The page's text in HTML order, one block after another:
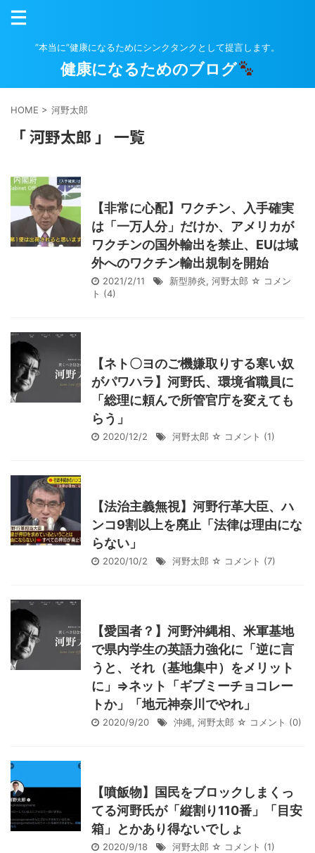
”本当に”健康になるためにシンクタンクとして提言します。
健康になるためのブログ
HOME > 河野太郎
「 河野太郎 」 一覧
【非常に心配】ワクチン、入手確実
は「一万人分」だけか、アメリカが
ワクチンの国外輸出を禁止、EUは域
外へのワクチン輸出規制を開始
2021/2/11 新型肺炎, 河野太郎 ☆ コメン
ト (4)
【ネト〇ヨのご機嫌取りする寒い奴
がパワハラ】河野氏、環境省職員に
「総理に頼んで所管官庁を変えても
らう」
2020/12/2 河野太郎 ☆ コメント (1)
【法治主義無視】河野行革大臣、ハ
ンコ9割以上を廃止「法律は理由にな
らない」
2020/10/2 河野太郎 ☆ コメント (7)
【愛国者？】河野沖縄相、米軍基地
で県内学生の英語力強化に「逆に言
うと、それ（基地集中）をメリット
に」⇒ネット「ギブミーチョコレー
トか」「地元神奈川でやれ」
2020/9/20 沖縄, 河野太郎 ☆ コメント (0)
【噴飯物】国民をブロックしまくっ
てる河野氏が「縦割り110番」「目安
箱」とかあり得ないでしょ
2020/9/18 河野太郎 ☆ コメント (1)